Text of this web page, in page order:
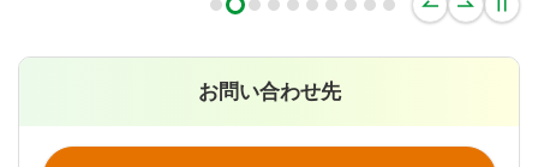
お問い合わせ先